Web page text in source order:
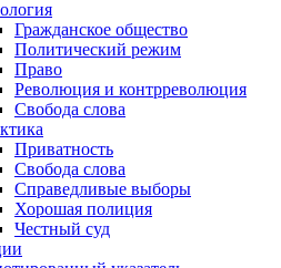
Гражданское общество
Политический режим
Право
Революция и контрреволюция
Свобода слова
Приватность
Свобода слова
Справедливые выборы
Хорошая полиция
Честный суд